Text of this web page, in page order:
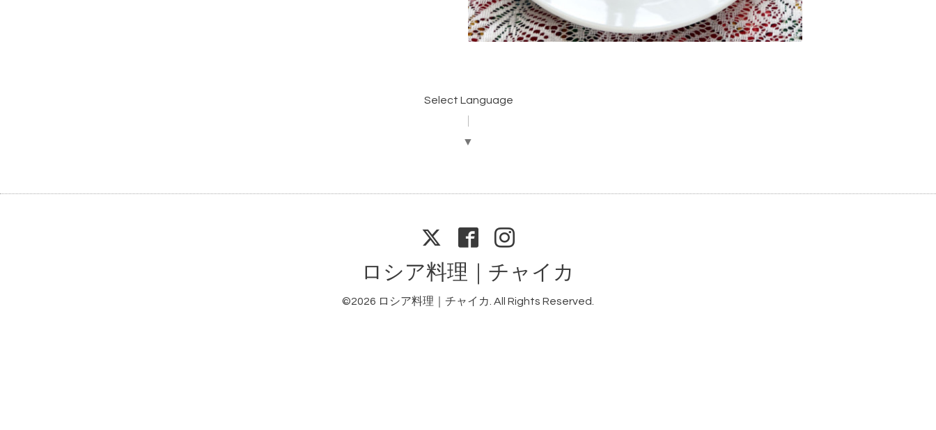
Select Language
▼
ロシア料理｜チャイカ
©2026 ロシア料理｜チャイカ . All Rights Reserved.